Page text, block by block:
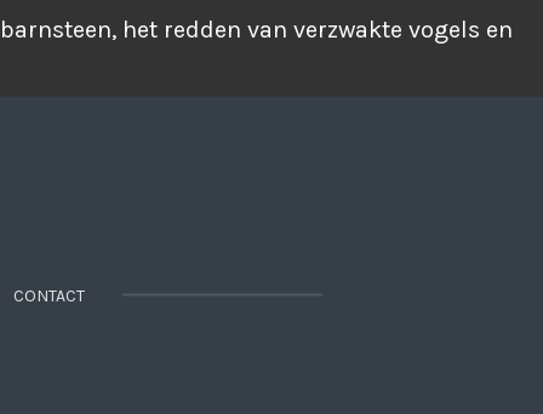
het redden van verzwakte vogels en
CONTACT